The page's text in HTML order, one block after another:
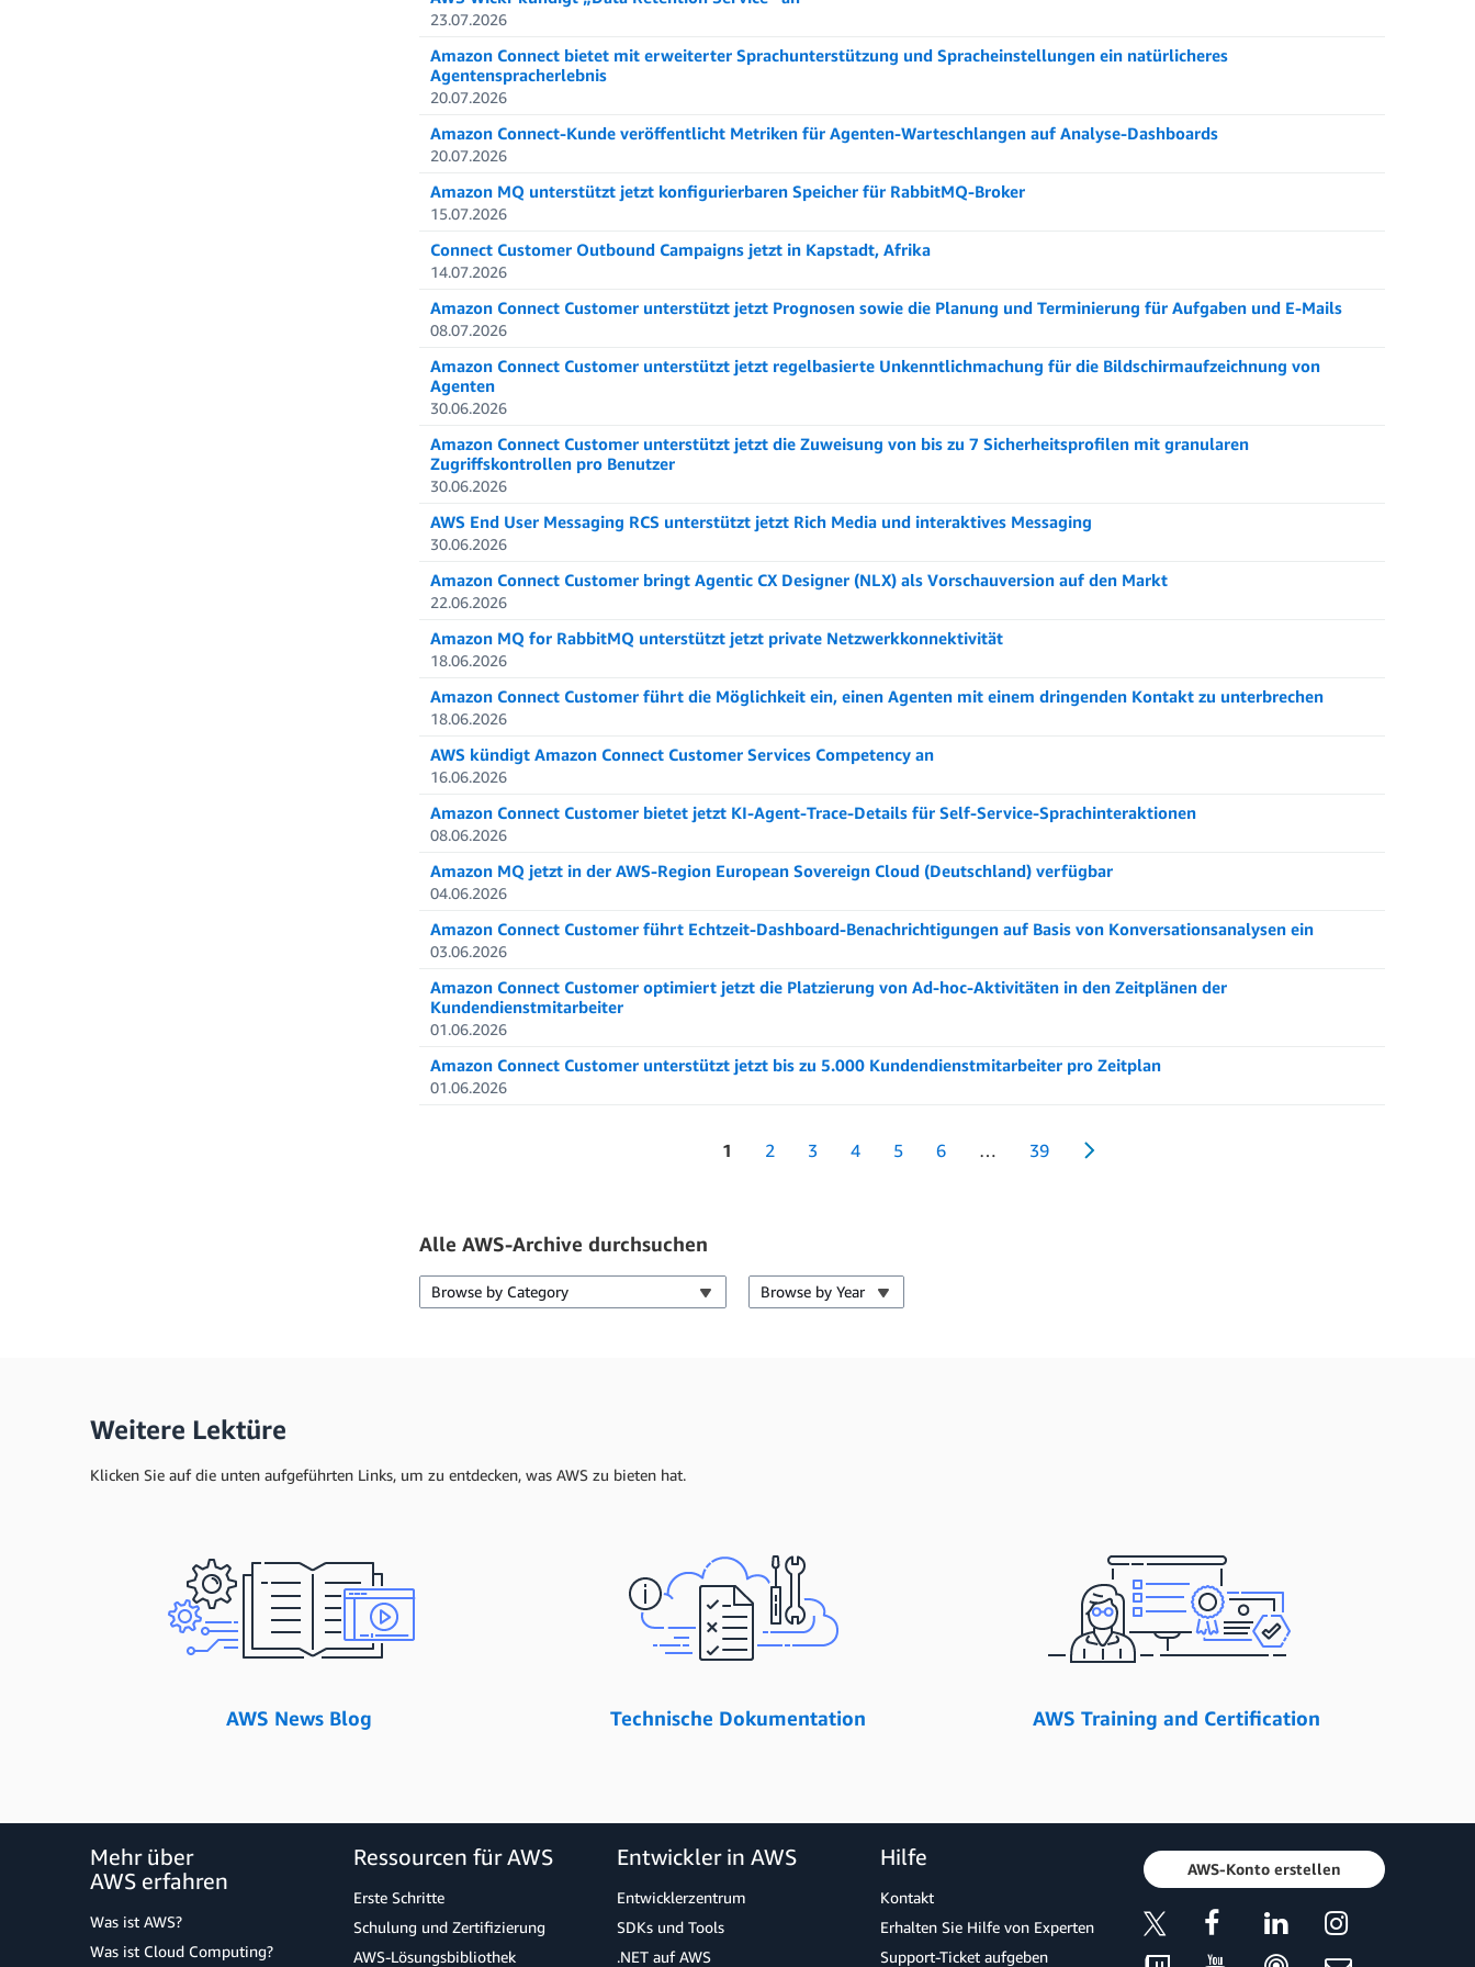
23.07.2026
Amazon Connect bietet mit erweiterter Sprachunterstützung und Spracheinstellungen ein natürlicheres
Agentenspracherlebnis
20.07.2026
Amazon Connect-Kunde veröffentlicht Metriken für Agenten-Warteschlangen auf Analyse-Dashboards
20.07.2026
Amazon MQ unterstützt jetzt konfigurierbaren Speicher für RabbitMQ-Broker
15.07.2026
Connect Customer Outbound Campaigns jetzt in Kapstadt, Afrika
14.07.2026
Amazon Connect Customer unterstützt jetzt Prognosen sowie die Planung und Terminierung für Aufgaben und E-Mails
08.07.2026
Amazon Connect Customer unterstützt jetzt regelbasierte Unkenntlichmachung für die Bildschirmaufzeichnung von
Agenten
30.06.2026
Amazon Connect Customer unterstützt jetzt die Zuweisung von bis zu 7 Sicherheitsprofilen mit granularen
Zugriffskontrollen pro Benutzer
30.06.2026
AWS End User Messaging RCS unterstützt jetzt Rich Media und interaktives Messaging
30.06.2026
Amazon Connect Customer bringt Agentic CX Designer (NLX) als Vorschauversion auf den Markt
22.06.2026
Amazon MQ for RabbitMQ unterstützt jetzt private Netzwerkkonnektivität
18.06.2026
Amazon Connect Customer führt die Möglichkeit ein, einen Agenten mit einem dringenden Kontakt zu unterbrechen
18.06.2026
AWS kündigt Amazon Connect Customer Services Competency an
16.06.2026
Amazon Connect Customer bietet jetzt KI-Agent-Trace-Details für Self-Service-Sprachinteraktionen
08.06.2026
Amazon MQ jetzt in der AWS-Region European Sovereign Cloud (Deutschland) verfügbar
04.06.2026
Amazon Connect Customer führt Echtzeit-Dashboard-Benachrichtigungen auf Basis von Konversationsanalysen ein
03.06.2026
Amazon Connect Customer optimiert jetzt die Platzierung von Ad-hoc-Aktivitäten in den Zeitplänen der
Kundendienstmitarbeiter
01.06.2026
Amazon Connect Customer unterstützt jetzt bis zu 5.000 Kundendienstmitarbeiter pro Zeitplan
01.06.2026
1 2 3 4 5 6 … 39
Alle AWS-Archive durchsuchen
Browse by Category Browse by Year
Weitere Lektüre
Klicken Sie auf die unten aufgeführten Links, um zu entdecken, was AWS zu bieten hat.
AWS News Blog Technische Dokumentation AWS Training and Certification
Mehr über
AWS erfahren
Was ist AWS?
Was ist Cloud Computing?
Ressourcen für AWS
Erste Schritte
Schulung und Zertifizierung
AWS-Lösungsbibliothek
Entwickler in AWS
Entwicklerzentrum
SDKs und Tools
.NET auf AWS
Hilfe
Kontakt
Erhalten Sie Hilfe von Experten
Support-Ticket aufgeben
AWS-Konto erstellen